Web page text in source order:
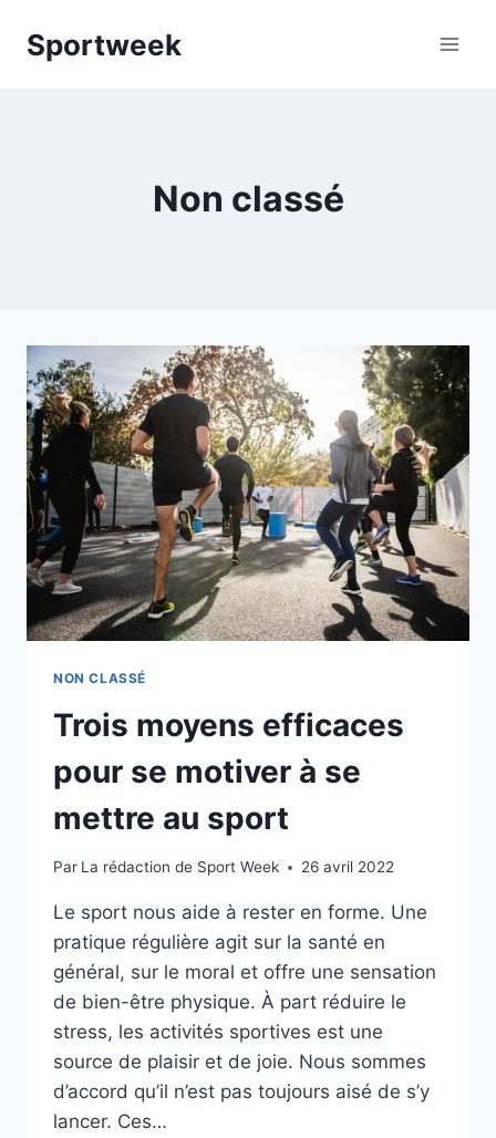
Sportweek
Non classé
NON CLASSÉ
Trois moyens efficaces
pour se motiver à se
mettre au sport
Par La rédaction de Sport Week 26 avril 2022
Le sport nous aide à rester en forme. Une
pratique régulière agit sur la santé en
général, sur le moral et offre une sensation
de bien-être physique. À part réduire le
stress, les activités sportives est une
source de plaisir et de joie. Nous sommes
d’accord qu’il n’est pas toujours aisé de s’y
lancer. Ces…